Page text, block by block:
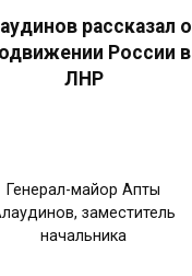
рассказал о
России в
ЛНР
Генерал-майор Апты
заместитель
начальника